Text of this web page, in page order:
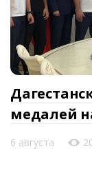
медалей
6 августа